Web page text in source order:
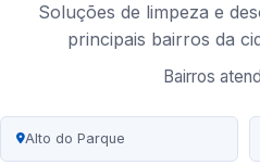
Soluções de limpeza e
principais bairros da
Bairros
Alto do Parque